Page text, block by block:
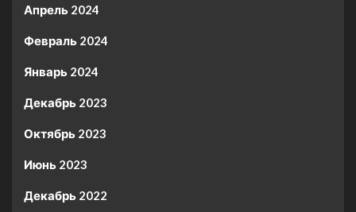
Апрель 2024
Февраль 2024
Январь 2024
Декабрь 2023
Октябрь 2023
Июнь 2023
Декабрь 2022